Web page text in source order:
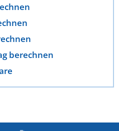
berechnen